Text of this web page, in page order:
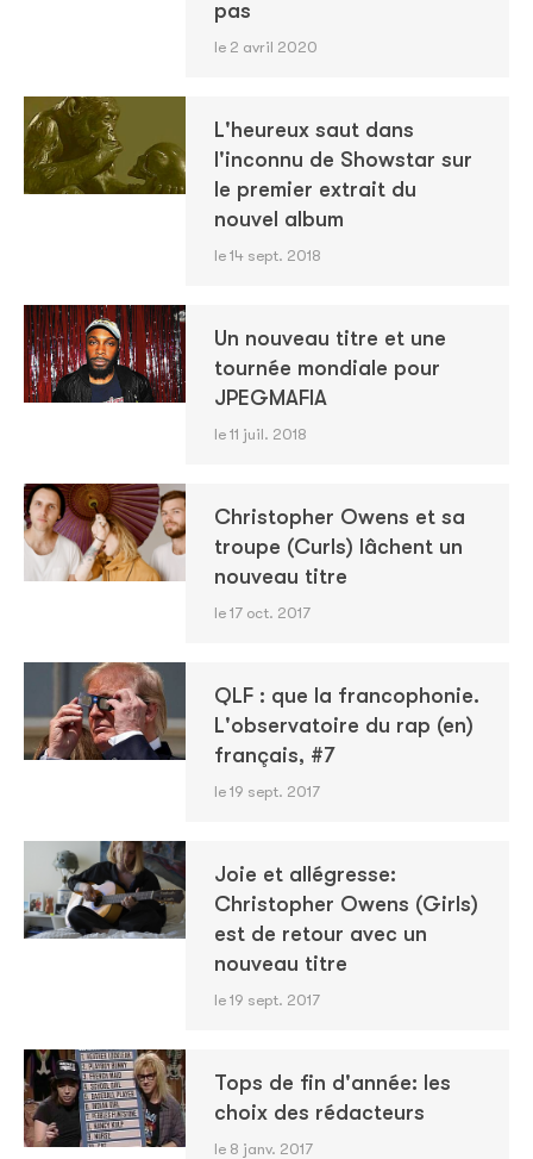
pas
le 2 avril 2020
L'heureux saut dans
l'inconnu de Showstar sur
le premier extrait du
nouvel album
le 14 sept. 2018
Un nouveau titre et une
tournée mondiale pour
JPEGMAFIA
le 11 juil. 2018
Christopher Owens et sa
troupe (Curls) lâchent un
nouveau titre
le 17 oct. 2017
QLF : que la francophonie.
L'observatoire du rap (en)
français, #7
le 19 sept. 2017
Joie et allégresse:
Christopher Owens (Girls)
est de retour avec un
nouveau titre
le 19 sept. 2017
Tops de fin d'année: les
choix des rédacteurs
le 8 janv. 2017